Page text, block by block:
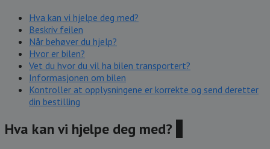
Hva kan vi hjelpe deg med?
Beskriv feilen
Når behøver du hjelp?
Hvor er bilen?
Vet du hvor du vil ha bilen transportert?
Informasjonen om bilen
Kontroller at opplysningene er korrekte og send deretter
din bestilling
Hva kan vi hjelpe deg med?